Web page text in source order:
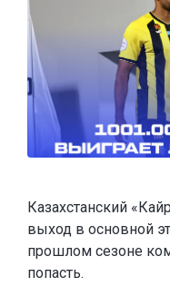
Казахстанский
выход в основной
прошлом сезоне
попасть.